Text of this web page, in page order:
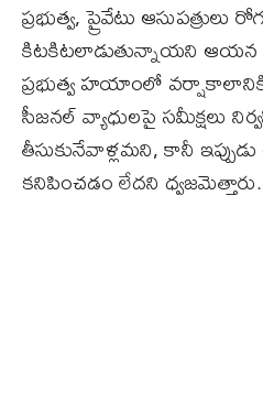
ప్రభుత్వ, ప్రైవేటు ఆసుపత్రులు
కిటకిటలాడుతున్నాయని ఆయన
ప్రభుత్వ హయాంలో
సీజనల్ వ్యాధులపై సమీక్షలు
తీసుకునేవాళ్ల‌మని, కానీ
కనిపించడం లేదని ధ్వ‌జ‌మెత్తారు.